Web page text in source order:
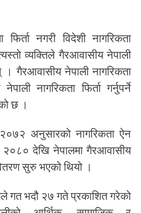
फिर्ता नगरी विदेशी नागरिकता
व्यक्तिले गैरआवासीय नेपाली
। गैरआवासीय नेपाली नागरिकता
नागरिकता फिर्ता गर्नुपर्ने
छ ।
अनुसारको नागरिकता ऐन
देखि नेपालमा गैरआवासीय
सुरु भएको थियो ।
गत भदौ २७ गते प्रकाशित गरेको